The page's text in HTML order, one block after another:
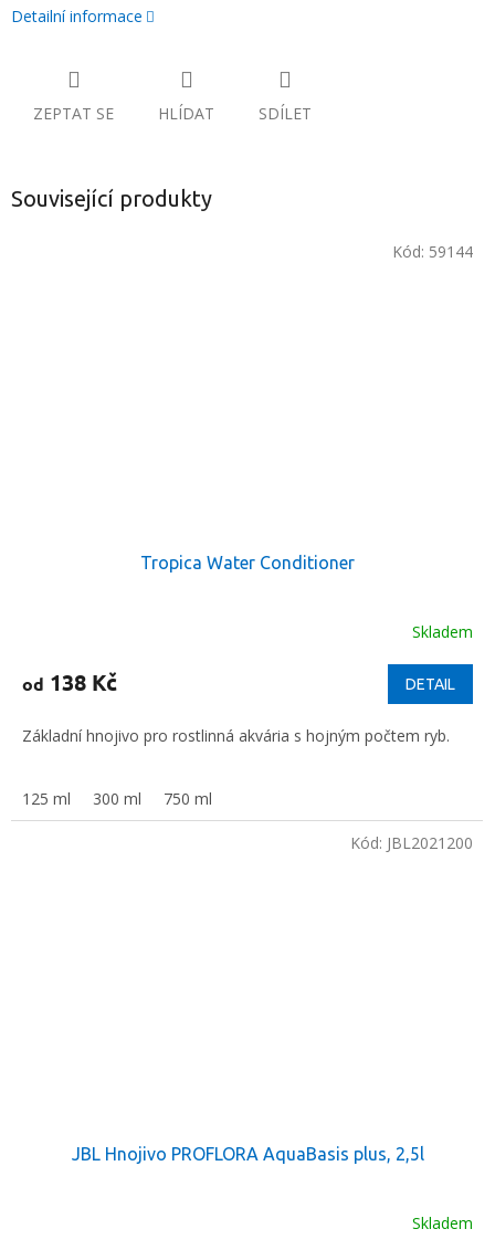
Detailní informace
ZEPTAT SE HLÍDAT SDÍLET
Související produkty
Tropica Water Conditioner
Skladem
od 138 Kč DETAIL
Základní hnojivo pro rostlinná akvária s hojným počtem ryb.
125 ml 300 ml 750 ml
Kód: 59144
JBL Hnojivo PROFLORA AquaBasis plus, 2,5l
Skladem
Kód: JBL2021200